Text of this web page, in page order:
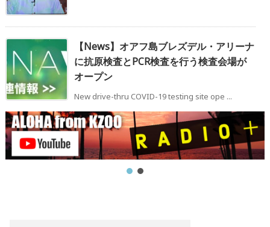
【News】オアフ島ブレズデル・アリーナ
に抗原検査とPCR検査を行う検査会場が
オープン
New drive-thru COVID-19 testing site ope ...